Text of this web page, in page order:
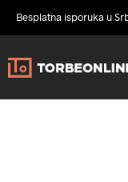
Besplatna isporuka u